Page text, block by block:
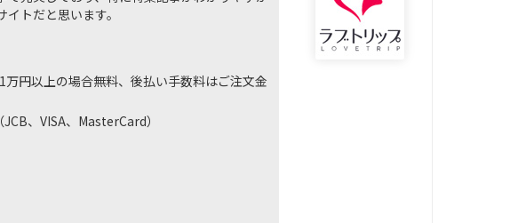
トだと思います。
円以上の場合無料、後払い手数料はご注文金
、VISA、MasterCard）